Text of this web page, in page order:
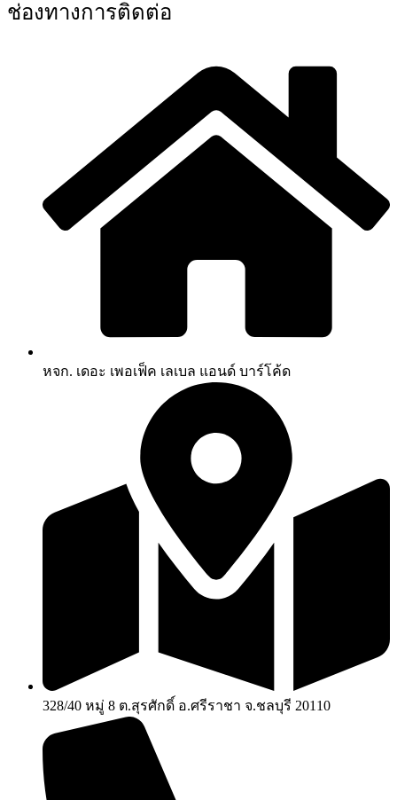
ช่องทางการติดต่อ
หจก. เดอะ เพอเฟ็ค เลเบล แอนด์ บาร์โค้ด
328/40 หมู่ 8 ต.สุรศักดิ์ อ.ศรีราชา จ.ชลบุรี 20110